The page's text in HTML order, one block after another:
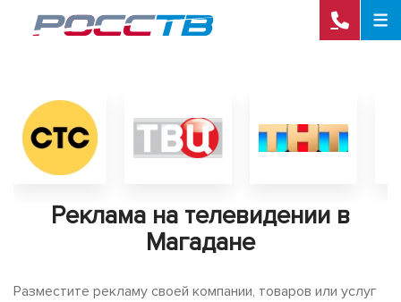
Реклама на телевидении в
Магадане
Разместите рекламу своей компании, товаров или услуг